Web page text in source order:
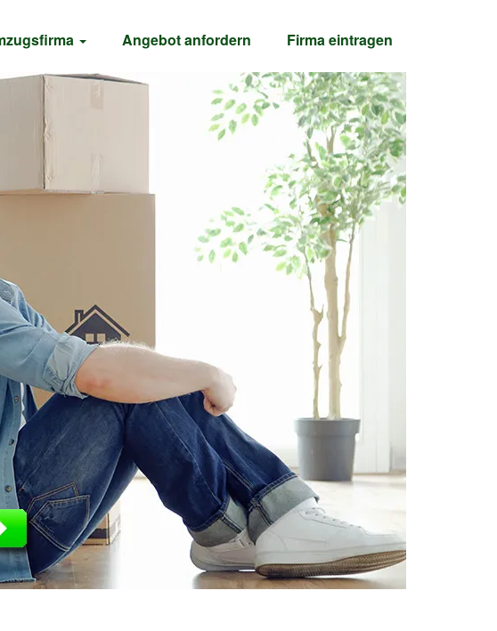
Angebot anfordern Firmaeintragen